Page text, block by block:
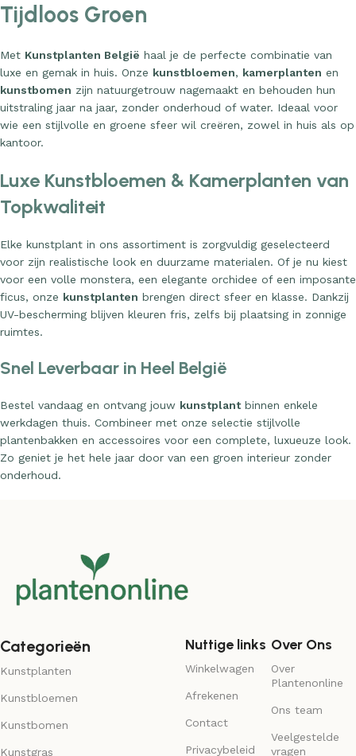
Tijdloos Groen
Met Kunstplanten België haal je de perfecte combinatie van
luxe en gemak in huis. Onze kunstbloemen, kamerplanten en
kunstbomen zijn natuurgetrouw nagemaakt en behouden hun
uitstraling jaar na jaar, zonder onderhoud of water. Ideaal voor
wie een stijlvolle en groene sfeer wil creëren, zowel in huis als op
kantoor.
Luxe Kunstbloemen & Kamerplanten van
Topkwaliteit
Elke kunstplant in ons assortiment is zorgvuldig geselecteerd
voor zijn realistische look en duurzame materialen. Of je nu kiest
voor een volle monstera, een elegante orchidee of een imposante
ficus, onze kunstplanten brengen direct sfeer en klasse. Dankzij
UV-bescherming blijven kleuren fris, zelfs bij plaatsing in zonnige
ruimtes.
Snel Leverbaar in Heel België
Bestel vandaag en ontvang jouw kunstplantbinnen enkele
werkdagen thuis. Combineer met onze selectie stijlvolle
plantenbakken en accessoires voor een complete, luxueuze look.
Zo geniet je het hele jaar door van een groen interieur zonder
onderhoud.
Categorieën
Kunstplanten
Kunstbloemen
Kunstbomen
Kunstgras
Nuttige links
Winkelwagen
Afrekenen
Contact
Privacybeleid
Over Ons
Over
Plantenonline
Ons team
Veelgestelde
vragen